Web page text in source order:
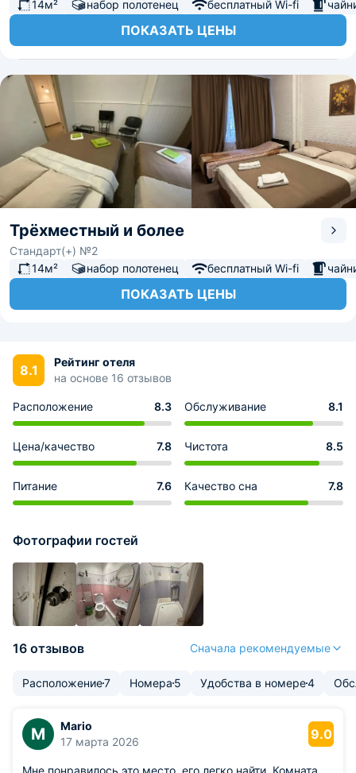
14м² набор полотенец бесплатный Wi-fi
ПОКАЗАТЬ ЦЕНЫ
Трёхместный и более
Стандарт(+) №2
14м²
набор полотенец бесплатный Wi-fi
ПОКАЗАТЬ ЦЕНЫ
8.1
Рейтинг отеля
на основе 16 отзывов
Расположение 8.3 Обслуживание 8.1
Цена/качество 7.8 Чистота 8.5
Питание 7.6 Качество сна 7.8
Фотографии гостей
16 отзывов Сначала рекомендуемые
Расположение7 Номера 5 Удобства в номере4
M
Mario
17 марта 2026
9.0
Мне понравилось это место, его легко найти. Комната